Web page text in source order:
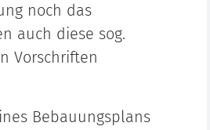
noch das
auch diese sog.
Vorschriften
Bebauungsplans